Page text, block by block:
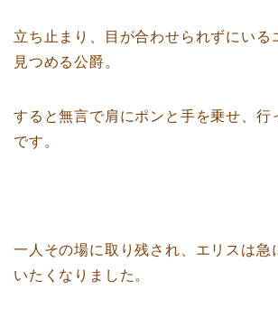
立ち止まり、目が合わせられずにいる
見つめる公爵。
すると無言で肩にポンと手を乗せ、行
です。
一人その場に取り残され、エリスは急
いたくなりました。